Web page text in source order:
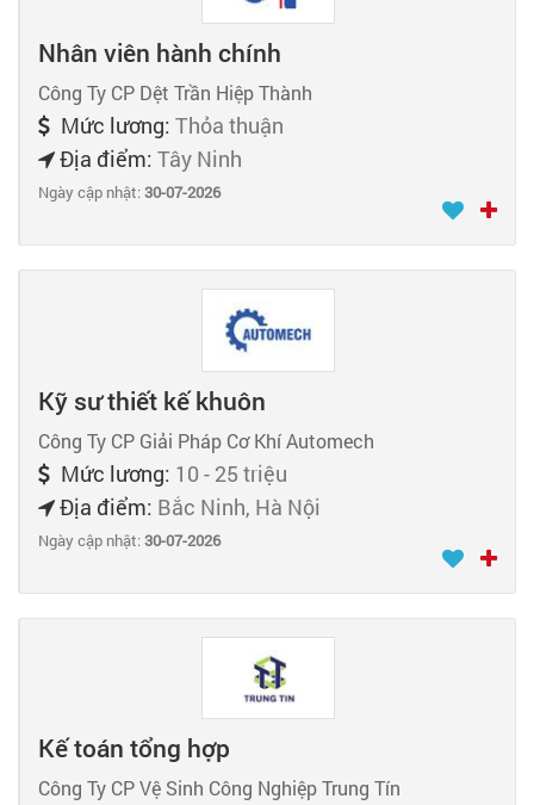
Nhân viên hành chính
Công Ty CP Dệt Trần Hiệp Thành
Mức lương: Thỏa thuận
Địa điểm: Tây Ninh
Ngày cập nhật:30-07-2026
Kỹ sư thiết kế khuôn
Công Ty CP Giải Pháp Cơ Khí Automech
Mức lương: 10 - 25 triệu
Địa điểm: Bắc Ninh, Hà Nội
Ngày cập nhật:30-07-2026
Kế toán tổng hợp
Công Ty CP Vệ Sinh Công Nghiệp Trung Tín